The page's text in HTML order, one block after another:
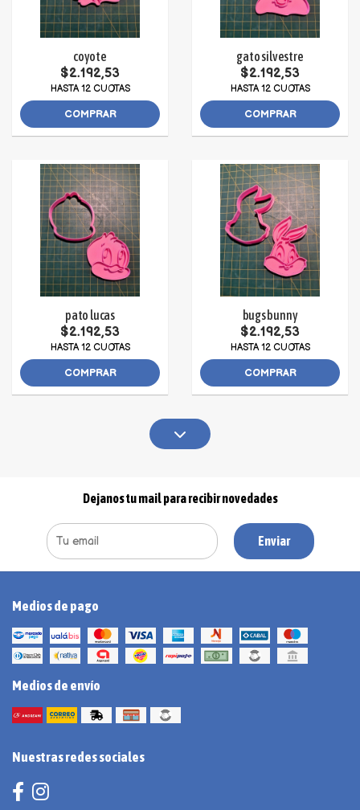
coyote
$2.192,53
HASTA 12 CUOTAS
COMPRAR
gato silvestre
$2.192,53
HASTA 12 CUOTAS
COMPRAR
pato lucas
$2.192,53
HASTA 12 CUOTAS
COMPRAR
bugs bunny
$2.192,53
HASTA 12 CUOTAS
COMPRAR
Dejanos tu mail para recibir novedades
Enviar
Medios de pago
Medios de envío
Nuestras redes sociales